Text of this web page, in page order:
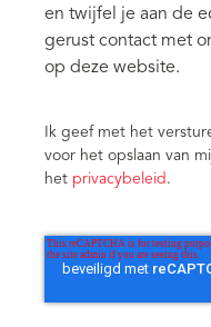
en twijfel je aan de
gerust contact met
op deze website.
Ik geef met het
voor het opslaan van
het privacybeleid .